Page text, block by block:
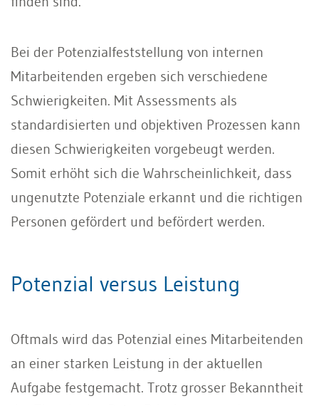
Bei der Potenzialfeststellung von internen
Mitarbeitenden ergeben sich verschiede­ne
Schwierigkeiten. Mit Assessments als
standardisierten und objektiven Prozessen kann
diesen Schwierigkeiten vorgebeugt werden.
Somit erhöht sich die Wahr­scheinlichkeit, dass
ungenutzte Potenziale erkannt und die richtigen
Personen geför­dert und befördert werden.
Potenzial versus Leistung
Oftmals wird das Potenzial eines Mit­arbeitenden
an einer starken Leistung in der aktuellen
Aufgabe festgemacht. Trotz grosser Bekanntheit